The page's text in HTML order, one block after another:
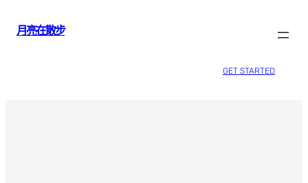
月亮在散步
GET STARTED